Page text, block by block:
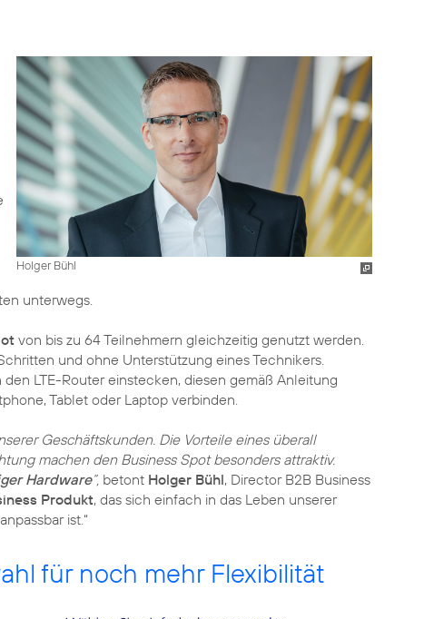
Holger Bühl
unterwegs.
von bis zu 64 Teilnehmern gleichzeitig genutzt werden.
und ohne Unterstützung eines Technikers.
LTE-Router einstecken, diesen gemäß Anleitung
Tablet oder Laptop verbinden.
Geschäftskunden. Die Vorteile eines überall
machen den Business Spot besonders attraktiv.
Hardware“, betont Holger Bühl, Director B2B Business
Produkt, das sich einfach in das Leben unserer
anpassbar ist.“
für noch mehr Flexibilität